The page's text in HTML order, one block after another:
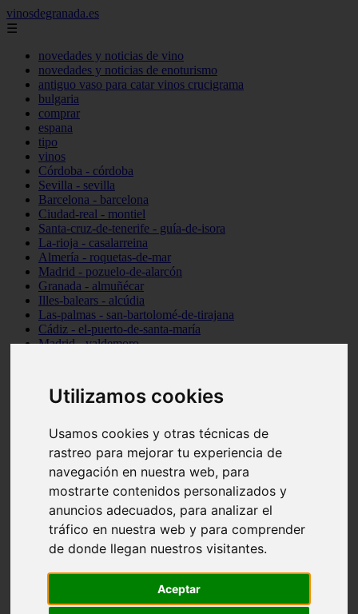
Utilizamos cookies
Usamos cookies y otras técnicas de
rastreo para mejorar tu experiencia de
navegación en nuestra web, para
mostrarte contenidos personalizados y
anuncios adecuados, para analizar el
tráfico en nuestra web y para comprender
de donde llegan nuestros visitantes.
Aceptar
vinosdegranada.es
☰
novedades y noticias de vino
novedades y noticias de enoturismo
antiguo vaso para catar vinos crucigrama
bulgaria
comprar
espana
tipo
vinos
Córdoba - córdoba
Sevilla - sevilla
Barcelona - barcelona
Ciudad-real - montiel
Santa-cruz-de-tenerife - guía-de-isora
La-rioja - casalarreina
Almería - roquetas-de-mar
Madrid - pozuelo-de-alarcón
Granada - almuñécar
Illes-balears - alcúdia
Las-palmas - san-bartolomé-de-tirajana
Cádiz - el-puerto-de-santa-maría
Madrid - valdemoro
Cantabria - suances
Sevilla - bormujos
Málaga - júzcar
Huesca - alquézar
Huesca - castejón-de-sos
Lleida - alt-àneu
Córdoba - almedinilla
Navarra - zangoza
Cantabria - arenas-de-iguña
Barcelona - la-pobla-de-lillet
Murcia - cartagena
Madrid - nuevo-baztán